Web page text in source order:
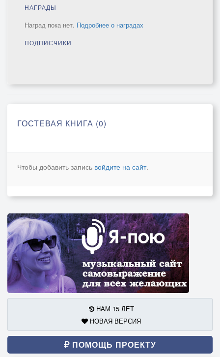
НАГРАДЫ
Наград пока нет. Подробнее о наградах
ПОДПИСЧИКИ
ГОСТЕВАЯ КНИГА (0)
Чтобы добавить запись войдите на сайт.
НАМ 15 ЛЕТ
НОВАЯ ВЕРСИЯ
ПОМОЩЬ ПРОЕКТУ